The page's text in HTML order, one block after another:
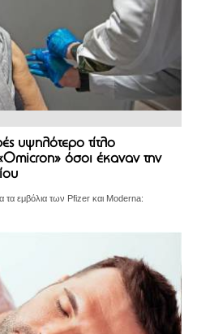
υψηλότερο τίτλο
όσοι έκαναν την
τα εμβόλια των Pfizer και Moderna: